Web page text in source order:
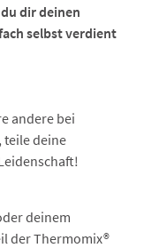
dir deinen
selbst verdient
andere bei
teile deine
deinem
der Thermomix®